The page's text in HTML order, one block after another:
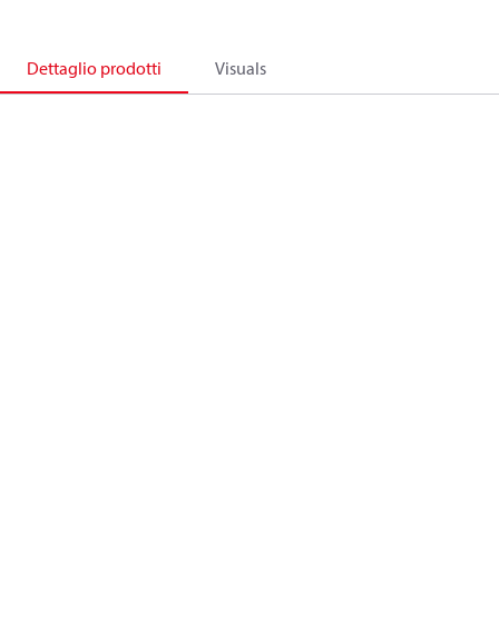
Dettaglio prodotti Visuals